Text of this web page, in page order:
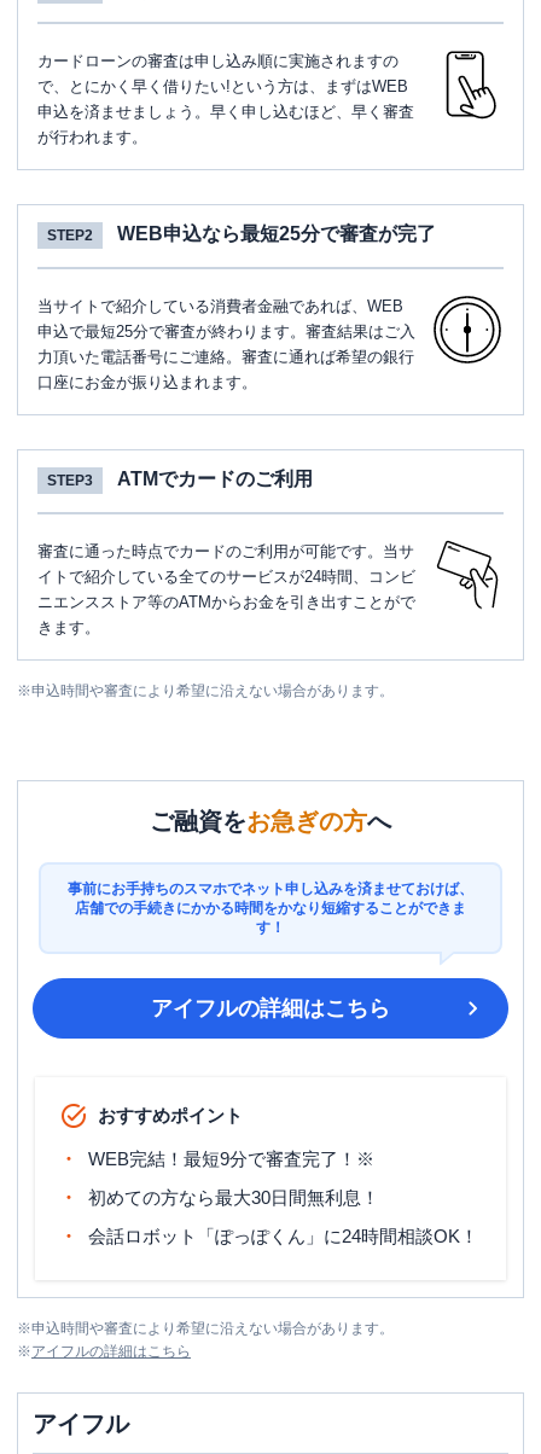
カードローンの審査は申し込み順に実施されますの
で、とにかく早く借りたい!という方は、まずはWEB
申込を済ませましょう。早く申し込むほど、早く審査
が行われます。
STEP2 WEB申込なら最短25分で審査が完了
当サイトで紹介している消費者金融であれば、WEB
申込で最短25分で審査が終わります。審査結果はご入
力頂いた電話番号にご連絡。審査に通れば希望の銀行
口座にお金が振り込まれます。
STEP3 ATMでカードのご利用
審査に通った時点でカードのご利用が可能です。当サ
イトで紹介している全てのサービスが24時間、コンビ
ニエンスストア等のATMからお金を引き出すことがで
きます。
※申込時間や審査により希望に沿えない場合があります。
ご融資をお急ぎの方へ
事前にお手持ちのスマホでネット申し込みを済ませておけば、
店舗での手続きにかかる時間をかなり短縮することができま
す！
アイフルの詳細はこちら
おすすめポイント
WEB完結！最短9分で審査完了！※
初めての方なら最大30日間無利息！
会話ロボット「ぽっぽくん」に24時間相談OK！
※申込時間や審査により希望に沿えない場合があります。
※アイフルの詳細はこちら
アイフル